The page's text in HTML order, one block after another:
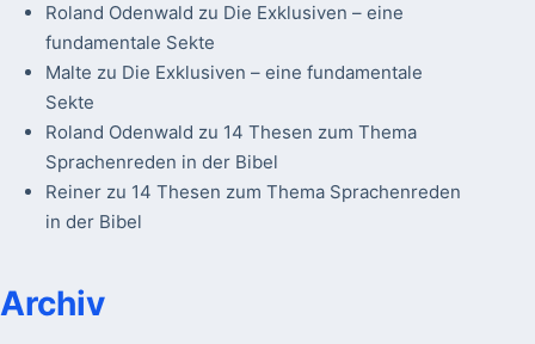
Roland Odenwald zu Die Exklusiven – eine
fundamentale Sekte
Malte zu Die Exklusiven – eine fundamentale
Sekte
Roland Odenwald zu 14 Thesen zum Thema
Sprachenreden in der Bibel
Reinerzu 14 Thesen zum Thema Sprachenreden
in der Bibel
Archiv